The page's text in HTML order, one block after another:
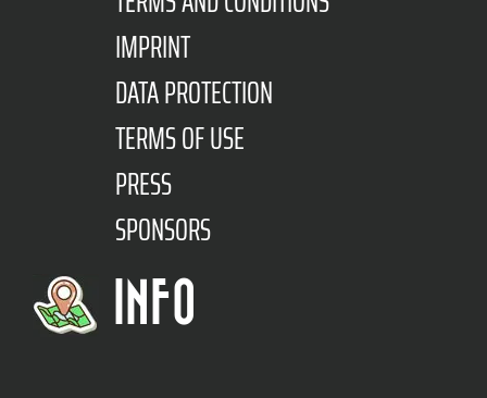
IMPRINT
DATA PROTECTION
TERMS OF USE
PRESS
SPONSORS
INFO